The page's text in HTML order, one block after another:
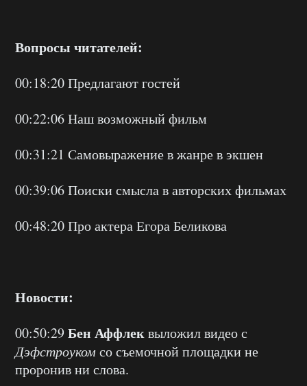
Вопросы читателей:
00:18:20 Предлагают гостей
00:22:06 Наш возможный фильм
00:31:21 Самовыражение в жанре в экшен
00:39:06 Поиски смысла в авторских фильмах
00:48:20 Про актера Егора Беликова
Новости:
00:50:29Бен Аффлеквыложил видео с
Дэфстроукомсо съемочной площадки не
проронив ни слова.